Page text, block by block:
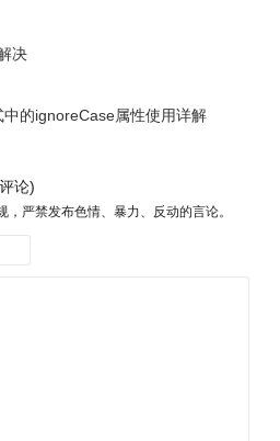
决
的ignoreCase属性使用详解
论)
严禁发布色情、暴力、反动的言论。